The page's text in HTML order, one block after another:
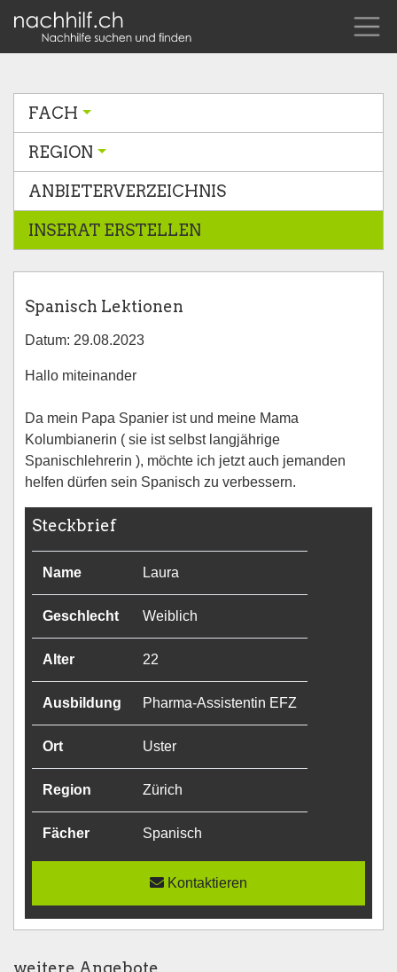
FACH
REGION
ANBIETERVERZEICHNIS
INSERAT ERSTELLEN
Spanisch Lektionen
Datum: 29.08.2023
Hallo miteinander
Da mein Papa Spanier ist und meine Mama
Kolumbianerin ( sie ist selbst langjährige
Spanischlehrerin ), möchte ich jetzt auch jemanden
helfen dürfen sein Spanisch zu verbessern.
Steckbrief
Name Laura
Geschlecht Weiblich
Alter 22
Ausbildung Pharma-Assistentin EFZ
Ort Uster
Region Zürich
Fächer Spanisch
Kontaktieren
weitere Angebote